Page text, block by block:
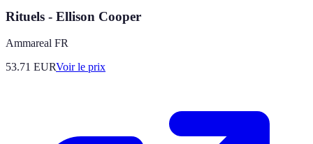
Rituels - Ellison Cooper
Ammareal FR
53.71 EURVoir le prix